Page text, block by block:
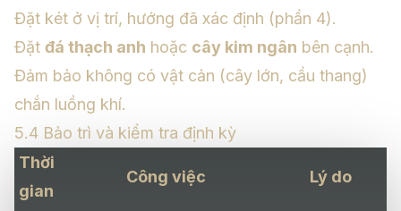
Đặt két ở vị trí, hướng đã xác định (phần 4).
Đặt đá thạch anh hoặc cây kim ngân bên cạnh.
Đảm bảo không có vật cản (cây lớn, cầu thang)
chắn luồng khí.
5.4 Bảo trì và kiểm tra định kỳ
Thời
gian
Công việc Lý do